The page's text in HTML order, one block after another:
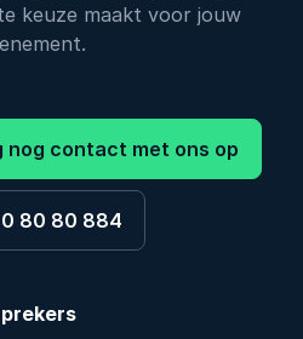
keuze maakt voor jouw
contact met ons op
80 80 884